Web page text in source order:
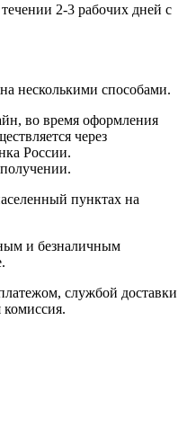
2-3 рабочих дней с
несколькими способами.
во время оформления
через
России.
пунктах на
и безналичным
службой доставки